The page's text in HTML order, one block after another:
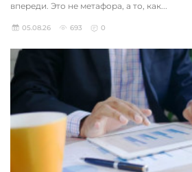
впереди. Это не метафора, а то, как...
05.08.26 693 0